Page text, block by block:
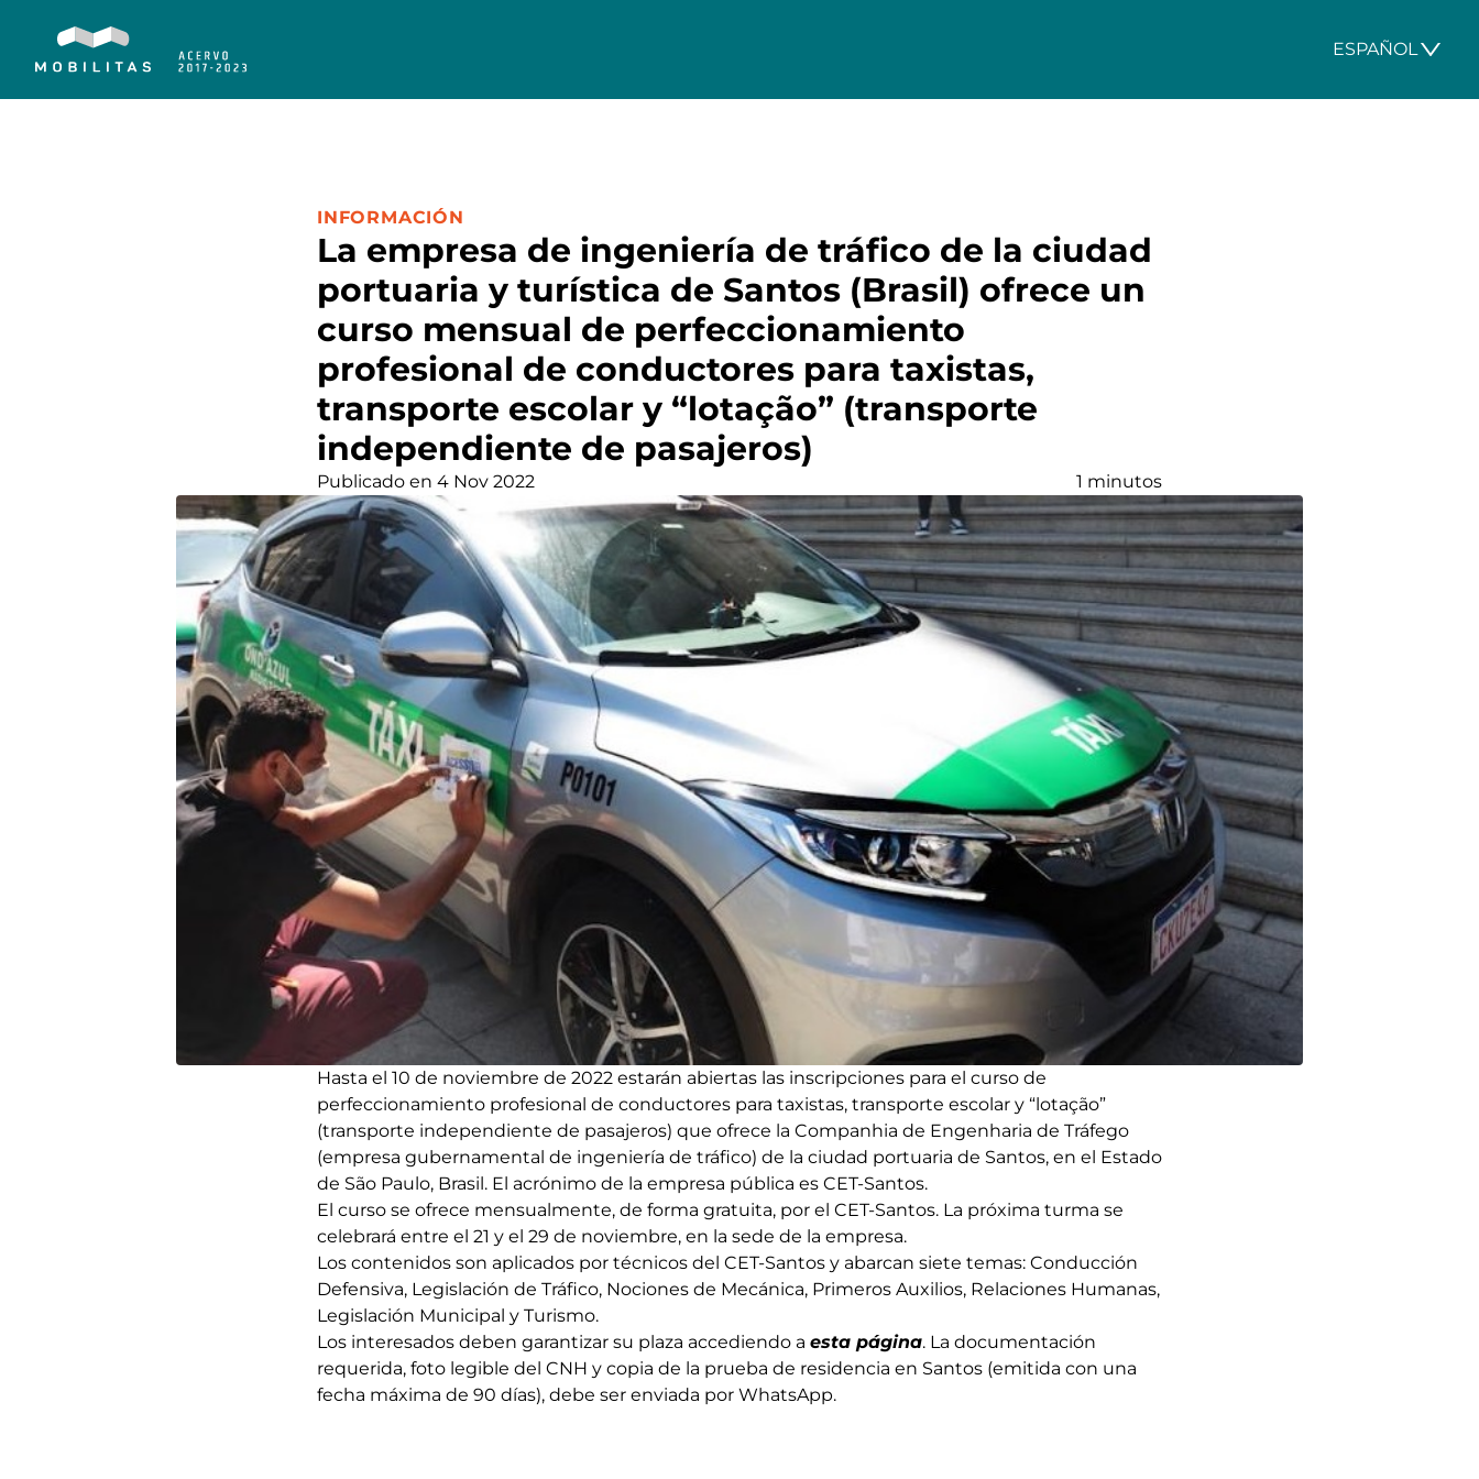
ESPAÑOL
La empresa de ingeniería de tráfico de la ciudad
portuaria y turística de Santos (Brasil) ofrece un
curso mensual de perfeccionamiento
profesional de conductores para taxistas,
transporte escolar y “lotação” (transporte
independiente de pasajeros)
CATEGORÍA:
INFORMACIÓN
Publicado en 4 Nov 2022 1 minutos
Hasta el 10 de noviembre de 2022 estarán abiertas las inscripciones para el curso de
perfeccionamiento profesional de conductores para taxistas, transporte escolar y “lotação”
(transporte independiente de pasajeros) que ofrece la Companhia de Engenharia de Tráfego
(empresa gubernamental de ingeniería de tráfico) de la ciudad portuaria de Santos, en el Estado
de São Paulo, Brasil. El acrónimo de la empresa pública es CET-Santos.
El curso se ofrece mensualmente, de forma gratuita, por el CET-Santos. La próxima turma se
celebrará entre el 21 y el 29 de noviembre, en la sede de la empresa.
Los contenidos son aplicados por técnicos del CET-Santos y abarcan siete temas: Conducción
Defensiva, Legislación de Tráfico, Nociones de Mecánica, Primeros Auxilios, Relaciones Humanas,
Legislación Municipal y Turismo.
Los interesados deben garantizar su plaza accediendo a esta página. La documentación
requerida, foto legible del CNH y copia de la prueba de residencia en Santos (emitida con una
fecha máxima de 90 días), debe ser enviada por WhatsApp.